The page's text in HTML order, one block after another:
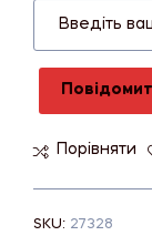
Порівняти
SKU: 27328